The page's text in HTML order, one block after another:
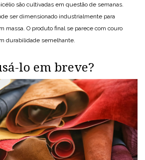
são cultivadas em questão de semanas.
ser dimensionado industrialmente para
massa. O produto final se parece com couro
durabilidade semelhante.
lo em breve?